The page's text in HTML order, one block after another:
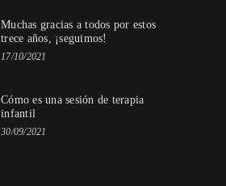
Muchas gracias a todos por estos
trece años, ¡seguimos!
17/10/2021
Cómo es una sesión de terapia
infantil
30/09/2021